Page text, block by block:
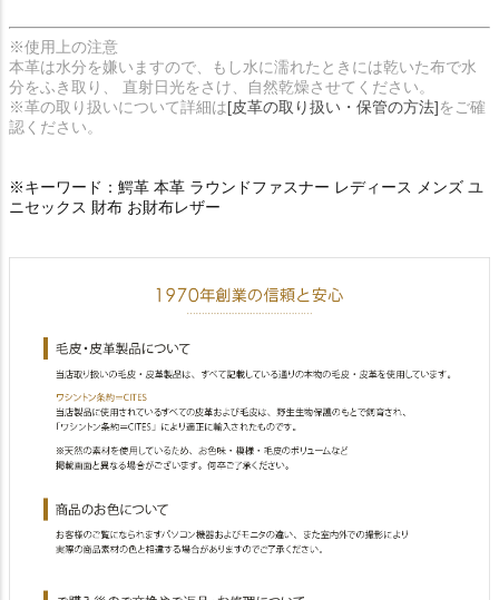
※使用上の注意
本革は水分を嫌いますので、もし水に濡れたときには乾いた布で水
分をふき取り、 直射日光をさけ、自然乾燥させてください。
※革の取り扱いについて詳細は[皮革の取り扱い・保管の方法]をご確
認ください。
※キーワード：鰐革 本革 ラウンドファスナー レディース メンズ ユ
ニセックス 財布 お財布レザー